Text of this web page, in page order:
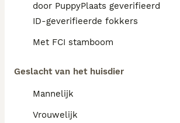
door PuppyPlaats geverifieerd
ID-geverifieerde fokkers
Met FCI stamboom
Geslacht van het huisdier
Mannelijk
Vrouwelijk